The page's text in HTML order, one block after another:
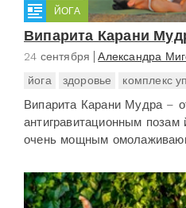
ЙОГА
Випарита Карани
24 сентября Александра
йога
здоровье комплекс
Випарита Карани Мудра –
антигравитационным позам
очень мощным